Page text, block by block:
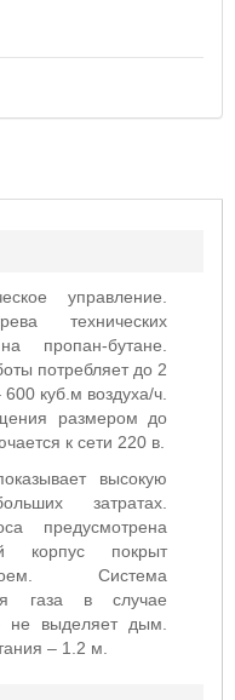
управление.
технических
пропан-бутане.
потребляет до 2
куб.м воздуха/ч.
размером до
к сети 220 в.
высокую
затратах.
предусмотрена
корпус покрыт
Система
газа в случае
не выделяет дым.
– 1.2 м.